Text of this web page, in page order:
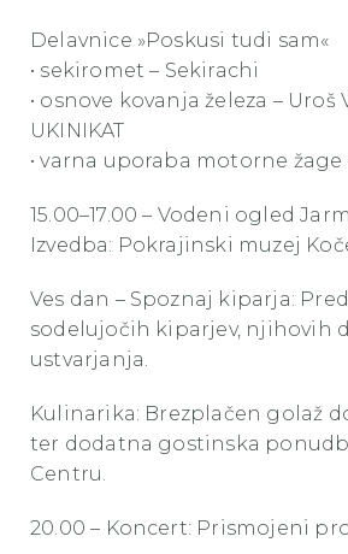
Delavnice »Poskusi tudi sam«
• sekiromet – Sekirachi
• osnove kovanja železa – Uroš
UKINIKAT
• varna uporaba motorne žage
15.00–17.00 – Vodeni ogled
Izvedba: Pokrajinski muzej
Ves dan – Spoznaj kiparja:
sodelujočih kiparjev, njihovih
ustvarjanja.
Kulinarika: Brezplačen golaž
ter dodatna gostinska
Centru.
20.00 – Koncert: Prismojeni